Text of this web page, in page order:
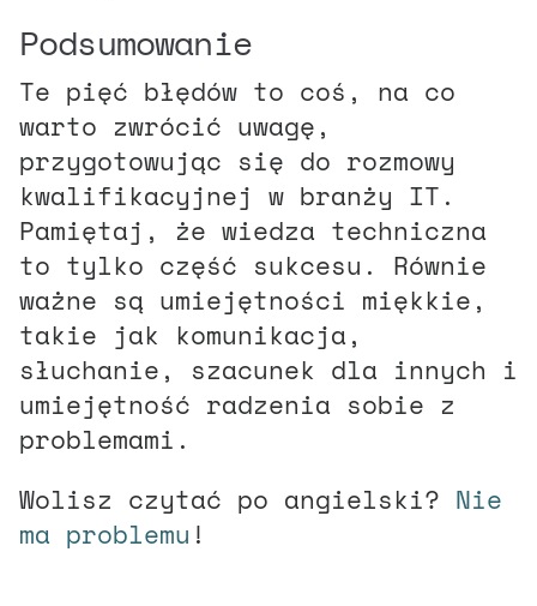
Podsumowanie
Te pięć błędów to coś, na co
warto zwrócić uwagę,
przygotowując się do rozmowy
kwalifikacyjnej w branży IT.
Pamiętaj, że wiedza techniczna
to tylko część sukcesu. Równie
ważne są umiejętności miękkie,
takie jak komunikacja,
słuchanie, szacunek dla innych i
umiejętność radzenia sobie z
problemami.
Wolisz czytać po angielski? Nie
ma problemu !